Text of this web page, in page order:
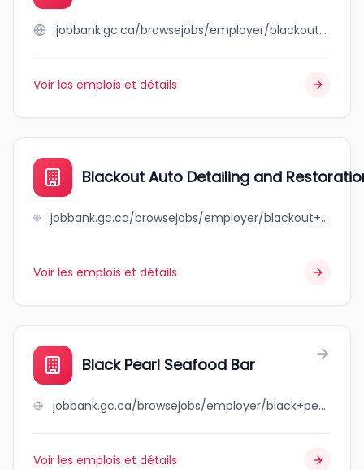
jobbank.gc.ca/browsejobs/employer/blackout/ca
Voir les emplois et détails
Blackout Auto Detailing and
jobbank.gc.ca/browsejobs/employer/blackout+auto+detailing+and+restoration/ca
Voir les emplois et détails
Black Pearl Seafood Bar
jobbank.gc.ca/browsejobs/employer/black+pearl+seafood+bar/ca
Voir les emplois et détails